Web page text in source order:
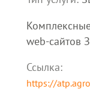
web-сайтов
Ссылка:
https://